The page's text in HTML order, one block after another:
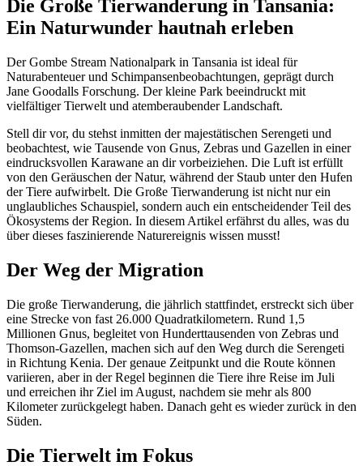
Die Große Tierwanderung in Tansania:
Ein Naturwunder hautnah erleben
Der Gombe Stream Nationalpark in Tansania ist ideal für
Naturabenteuer und Schimpansenbeobachtungen, geprägt durch
Jane Goodalls Forschung. Der kleine Park beeindruckt mit
vielfältiger Tierwelt und atemberaubender Landschaft.
Stell dir vor, du stehst inmitten der majestätischen Serengeti und
beobachtest, wie Tausende von Gnus, Zebras und Gazellen in einer
eindrucksvollen Karawane an dir vorbeiziehen. Die Luft ist erfüllt
von den Geräuschen der Natur, während der Staub unter den Hufen
der Tiere aufwirbelt. Die Große Tierwanderung ist nicht nur ein
unglaubliches Schauspiel, sondern auch ein entscheidender Teil des
Ökosystems der Region. In diesem Artikel erfährst du alles, was du
über dieses faszinierende Naturereignis wissen musst!
Der Weg der Migration
Die große Tierwanderung, die jährlich stattfindet, erstreckt sich über
eine Strecke von fast 26.000 Quadratkilometern. Rund 1,5
Millionen Gnus, begleitet von Hunderttausenden von Zebras und
Thomson-Gazellen, machen sich auf den Weg durch die Serengeti
in Richtung Kenia. Der genaue Zeitpunkt und die Route können
variieren, aber in der Regel beginnen die Tiere ihre Reise im Juli
und erreichen ihr Ziel im August, nachdem sie mehr als 800
Kilometer zurückgelegt haben. Danach geht es wieder zurück in den
Süden.
Die Tierwelt im Fokus